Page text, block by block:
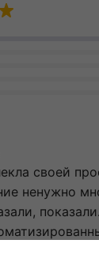
своей
ненужно